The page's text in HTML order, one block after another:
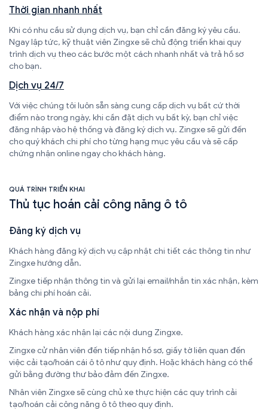
Thời gian nhanh nhất
Khi có nhu cầu sử dụng dịch vụ, bạn chỉ cần đăng ký yêu cầu.
Ngay lập tức, kỹ thuật viên Zingxe sẽ chủ động triển khai quy
trình dịch vụ theo các bước một cách nhanh nhất và trả hồ sơ
cho bạn.
Dịch vụ 24/7
Với việc chúng tôi luôn sẵn sàng cung cấp dịch vụ bất cứ thời
điểm nào trong ngày, khi cần đặt dịch vụ bất kỳ, bạn chỉ việc
đăng nhập vào hệ thống và đăng ký dịch vụ. Zingxe sẽ gửi đến
cho quý khách chi phí cho từng hạng mục yêu cầu và sẽ cấp
chứng nhận online ngay cho khách hàng.
QUÁ TRÌNH TRIỂN KHAI
Thủ tục hoán cải công năng ô tô
Đăng ký dịch vụ
Khách hàng đăng ký dịch vụ cập nhật chi tiết các thông tin như
Zingxe hướng dẫn.
Zingxe tiếp nhận thông tin và gửi lại email/nhắn tin xác nhận, kèm
bảng chi phí hoán cải.
Xác nhận và nộp phí
Khách hàng xác nhận lại các nội dung Zingxe.
Zingxe cử nhân viên đến tiếp nhận hồ sơ, giấy tờ liên quan đến
việc cải tạo/hoán cái ô tô như quy định. Hoặc khách hàng có thể
gửi bằng đường thư bảo đảm đến Zingxe.
Nhân viên Zingxe sẽ cùng chủ xe thực hiện các quy trình cải
tạo/hoán cải công năng ô tô theo quy định.